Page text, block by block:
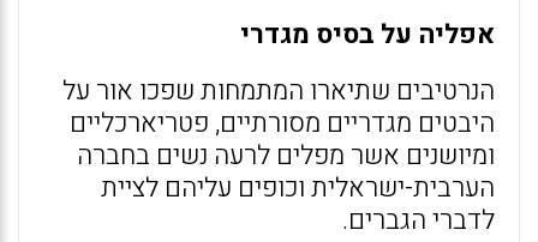
אפליה על בסיס מגדרי
הנרטיבים שתיארו המתמחות שפכו אור על
היבטים מגדריים מסורתיים, פטריארכליים
ומיושנים אשר מפלים לרעה נשים בחברה
הערבית-ישראלית וכופים עליהם לציית
לדברי הגברים.